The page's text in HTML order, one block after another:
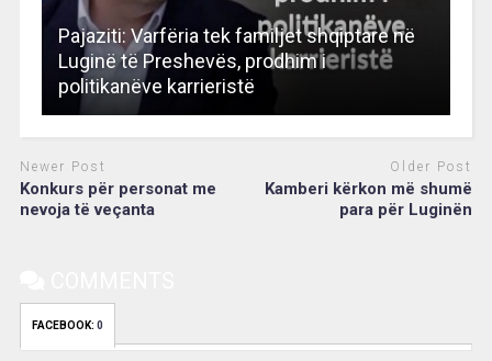
Pajaziti: Varfëria tek familjet shqiptare në
Luginë të Preshevës, prodhim i
politikanëve karrieristë
Newer Post
Konkurs për personat me
nevoja të veçanta
Older Post
Kamberi kërkon më shumë
para për Luginën
FACEBOOK: 0